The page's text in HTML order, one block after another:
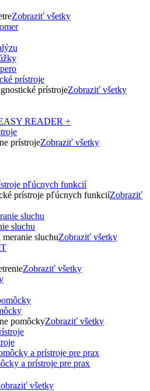
Zobraziť všetky
prístroje
prístrojeZobraziť všetky
prístrojeZobraziť všetky
pľúcnych funkcií
prístroje pľúcnych funkciíZobraziť
sluchu
sluchuZobraziť všetky
Zobraziť všetky
pomôckyZobraziť všetky
a prístroje pre prax
všetky